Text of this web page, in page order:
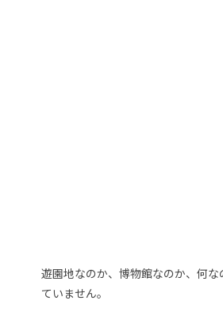
遊園地なのか、博物館なのか、何な
ていません。